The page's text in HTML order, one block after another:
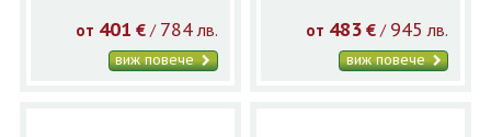
от 401 €/ 784 лв.
виж повече
от 483 € / 945 лв.
виж повече